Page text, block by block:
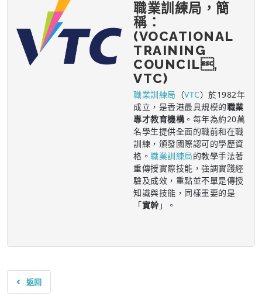
職業訓練局，簡
稱：
(VOCATIONAL
TRAINING
COUNCIL,
VTC)
職業訓練局 （VTC）於1982年
成立，是香港最具規模的職業
專才教育機構。每年為約20萬
名學生提供全面的職前和在職
訓練，頒發國際認可的學歷資
格。 職業訓練局的教學手法著
重傳授實際技能，強調實踐經
驗及成效，重點並不單是傳授
知識與技能，同樣重要的是
「實幹」。
返回